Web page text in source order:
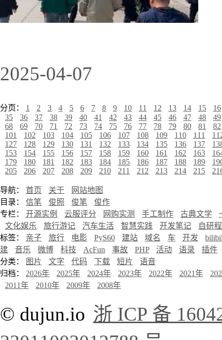
2025-04-07
分页： 1 2 3 4 5 6 7 8 9 10 11 12 13 14 15
16
35
36 37 38 39 40 41 42 43 44 45 46 47 48
49
68
69 70 71 72 73 74 75 76 77 78 79 80 81
82
101
102 103 104 105 106 107 108 109 110 111
127
128 129 130 131 132 133 134 135 136 137
153
154 155 156 157 158 159 160 161 162 163
179
180 181 182 183 184 185 186 187 188 189
205
206 207 208 209 210 211 212 213 214 215
导航： 首页 关于
网站地图
目录： 信笔 俊照 俊笔
俊作
专栏： 开源实例 云服评分 网购实测 手工制作 古典文学
文化娱乐
旅行游记 汽车生活 智慧实践 开发笔记
自研
标签： 亲子 旅行 电影 PyS60 建站 域名 车 开发
建
音乐 微博 科技 AcFun 事故 PHP 活动 语录
插件
分类：
图片 文字 代码 下载 短片
语音
归档： 2026年 2025年 2024年 2023年 2022年 2021年
2011年
2010年 2009年 2008年
© dujun.io 浙 ICP 备